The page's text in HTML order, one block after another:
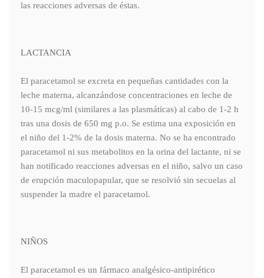
las reacciones adversas de éstas.
LACTANCIA
El paracetamol se excreta en pequeñas cantidades con la
leche materna, alcanzándose concentraciones en leche de
10-15 mcg/ml (similares a las plasmáticas) al cabo de 1-2 h
tras una dosis de 650 mg p.o. Se estima una exposición en
el niño del 1-2% de la dosis materna. No se ha encontrado
paracetamol ni sus metabolitos en la orina del lactante, ni se
han notificado reacciones adversas en el niño, salvo un caso
de erupción maculopapular, que se resolvió sin secuelas al
suspender la madre el paracetamol.
NIÑOS
El paracetamol es un fármaco analgésico-antipirético